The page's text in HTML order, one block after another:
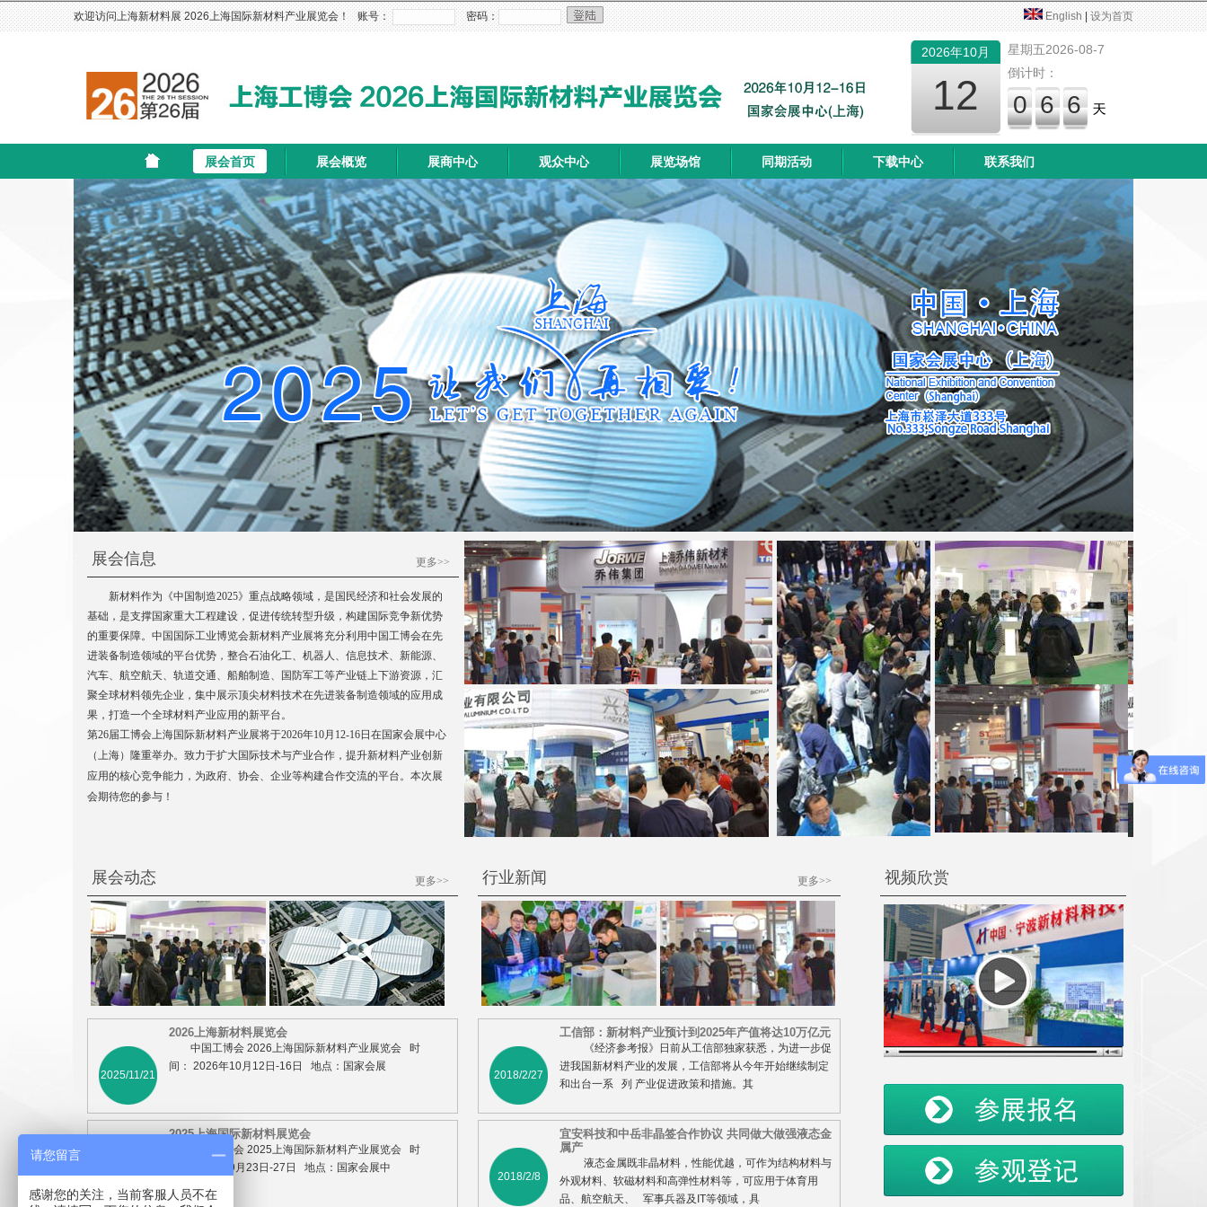
请您留言
感谢您的关注，当前客服人员不在
欢迎访问上海新材料展 2026上海国际新材料产业展览会！ 账号： 密码： English|设为首页
2026年10月
12
星期五2026-08-7
倒计时：
066
展会首页 展会概览 展商中心 观众中心 展览场馆 同期活动 下载中心 联系我们
展会信息 更多>>
新材料作为《中国制造2025》重点战略领域，是国民经济和社会发展的
基础，是支撑国家重大工程建设，促进传统转型升级，构建国际竞争新优势
的重要保障。中国国际工业博览会新材料产业展将充分利用中国工博会在先
进装备制造领域的平台优势，整合石油化工、机器人、信息技术、新能源、
汽车、航空航天、轨道交通、船舶制造、国防军工等产业链上下游资源，汇
聚全球材料领先企业，集中展示顶尖材料技术在先进装备制造领域的应用成
果，打造一个全球材料产业应用的新平台。
第26届工博会上海国际新材料产业展将于2026年10月12-16日在国家会展中心
（上海）隆重举办。致力于扩大国际技术与产业合作，提升新材料产业创新
应用的核心竞争能力，为政府、协会、企业等构建合作交流的平台。本次展
会期待您的参与！
展会动态 更多>>
2025/11/21
2026上海新材料展览会
中国工博会 2026上海国际新材料产业展览会 时
间： 2026年10月12日-16日 地点：国家会展
2025/4/10
2025上海国际新材料展览会
中国工博会 2025上海国际新材料产业展览会 时
间： 2025年9月23日-27日 地点：国家会展中
行业新闻 更多>>
2018/2/27
工信部：新材料产业预计到2025年产值将达10万亿元
《经济参考报》日前从工信部独家获悉，为进一步促
进我国新材料产业的发展，工信部将从今年开始继续制定
和出台一系 列 产业促进政策和措施。其
2018/2/8
宜安科技和中岳非晶签合作协议 共同做大做强液态金
属产
液态金属既非晶材料，性能优越，可作为结构材料与
外观材料、软磁材料和高弹性材料等，可应用于体育用
品、航空航天、 军事兵器及IT等领域，具
视频欣赏